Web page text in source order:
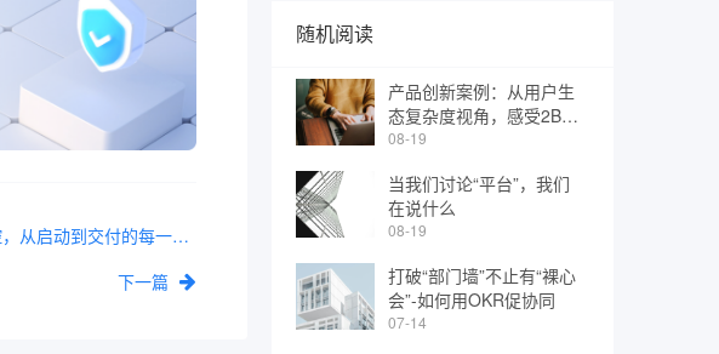
产品经理硬核指南：项目全流程管控，从启动到交付的每一步都要稳（附产品知识体系+1v1答疑）
下一篇
随机阅读
产品创新案例：从用户生
态复杂度视角，感受2B与
2C的不同
08-19
当我们讨论“平台”，我们
在说什么
08-19
打破“部门墙”不止有“裸心
会”-如何用OKR促协同
07-14